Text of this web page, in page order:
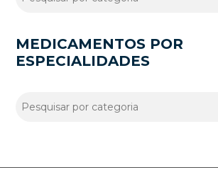
MEDICAMENTOS POR
ESPECIALIDADES